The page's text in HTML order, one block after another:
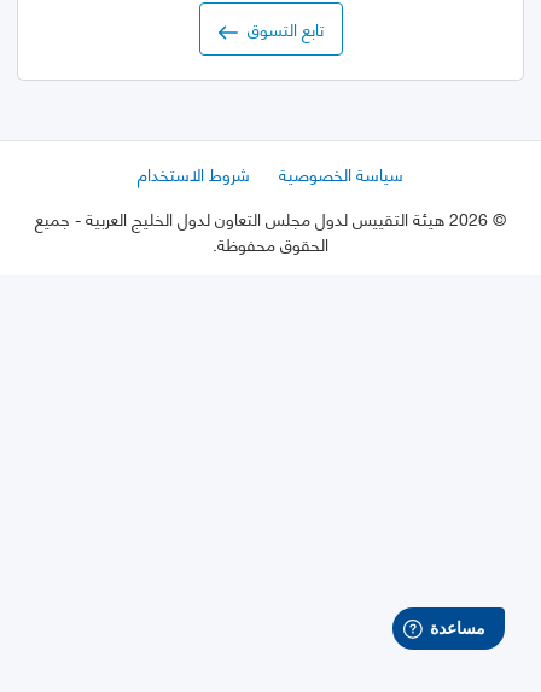
تابع التسوق
سياسة الخصوصية
شروط الاستخدام
©2026 هيئة التقييس لدول مجلس التعاون لدول الخليج العربية
- جميع
الحقوق محفوظة.